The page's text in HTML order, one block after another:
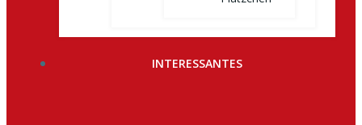
INTERESSANTES